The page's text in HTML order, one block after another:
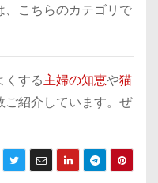
、こちらのカテゴリで
くする主婦の知恵や猫
ご紹介しています。ぜ